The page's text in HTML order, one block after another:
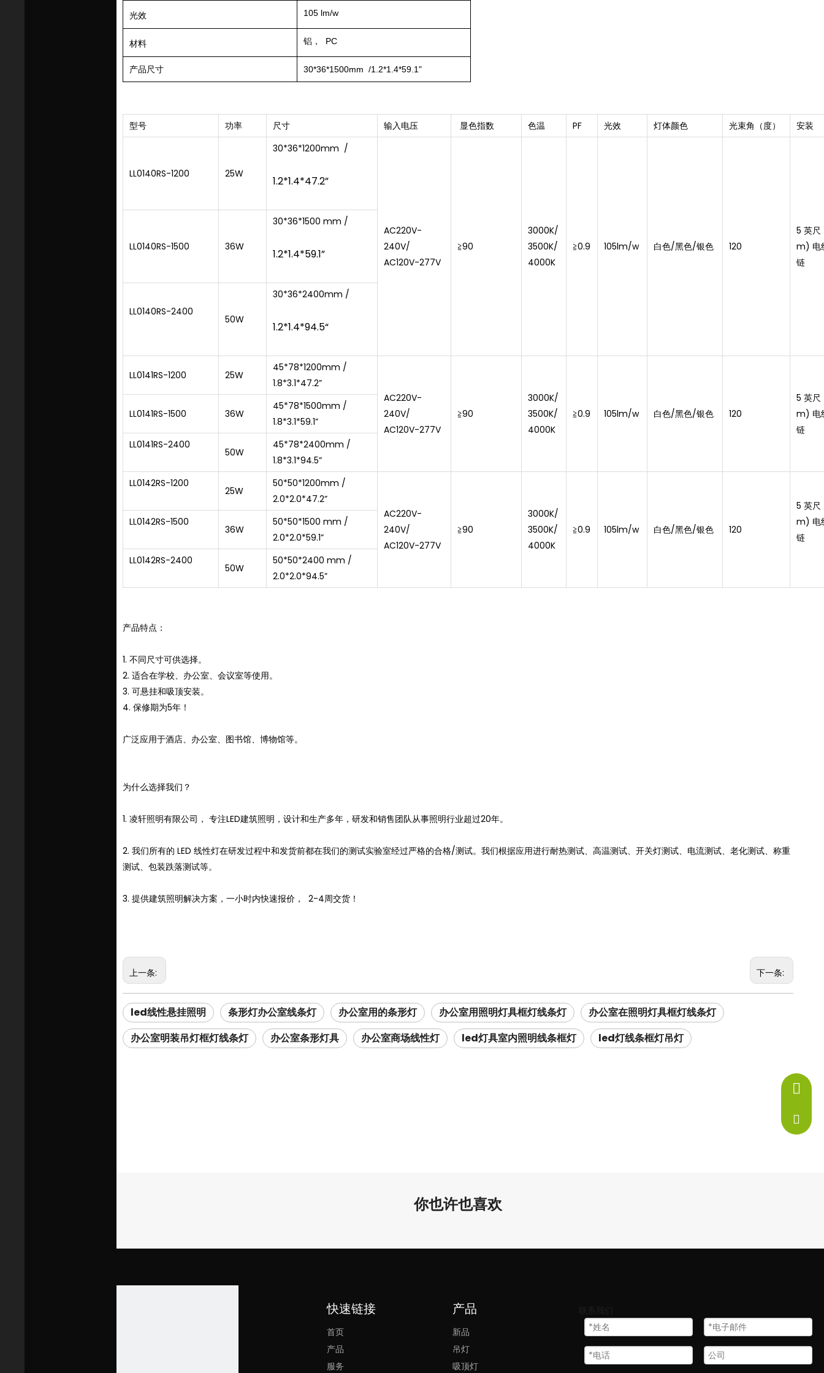
光效 105 lm/w
材料 铝， PC
产品尺寸 30*36*1500mm /1.2*1.4*59.1"
型号 功率 尺寸 输入电压 显色指数 色温 PF 光效 灯体颜色 光束角（度） 安装
LL0140RS-1200 25W
30*36*1200mm /
1.2*1.4*47.2”
AC220V-
240V/
AC120V-277V
≧90
3000K/
3500K/
4000K
≧0.9 105lm/w 白色/黑色/银色 120
5 英尺
m) 电
链
LL0140RS-1500 36W
30*36*1500 mm /
1.2*1.4*59.1”
LL0140RS-2400
50W
30*36*2400mm /
1.2*1.4*94.5“
LL0141RS-1200 25W
45*78*1200mm /
1.8*3.1*47.2”
AC220V-
240V/
AC120V-277V
≧90
3000K/
3500K/
4000K
≧0.9 105lm/w 白色/黑色/银色 120
5 英尺
m) 电
链
LL0141RS-1500 36W
45*78*1500mm /
1.8*3.1*59.1”
LL0141RS-2400
50W
45*78*2400mm /
1.8*3.1*94.5”
LL0142RS-1200
25W
50*50*1200mm /
2.0*2.0*47.2”
AC220V-
240V/
AC120V-277V
≧90
3000K/
3500K/
4000K
≧0.9 105lm/w 白色/黑色/银色 120
5 英尺
m) 电
链
LL0142RS-1500
36W
50*50*1500 mm /
2.0*2.0*59.1”
LL0142RS-2400
50W
50*50*2400 mm /
2.0*2.0*94.5”
产品特点：
1. 不同尺寸可供选择。
2. 适合在学校、办公室、会议室等使用。
3. 可悬挂和吸顶安装。
4. 保修期为5年！
广泛应用于酒店、办公室、图书馆、博物馆等。
为什么选择我们？
1. 凌轩照明有限公司， 专注LED建筑照明，设计和生产多年，研发和销售团队从事照明行业超过20年。
2. 我们所有的 LED 线性灯在研发过程中和发货前都在我们的测试实验室经过严格的合格/测试。我们根据应用进行耐热测试、高温测试、开关灯测试、电流测试、老化测试、称重
测试、包装跌落测试等。
3. 提供建筑照明解决方案，一小时内快速报价， 2-4周交货！
上一条: 下一条:
led线性悬挂照明 条形灯办公室线条灯 办公室用的条形灯 办公室用照明灯具框灯线条灯
办公室在照明灯具框灯线条灯
办公室明装吊灯框灯线条灯
办公室条形灯具 办公室商场线性灯 led灯具室内照明线条框灯 led灯线条框灯吊灯
你也许也喜欢
+86-
快速链接
首页
产品
服务
产品
新品
吊灯
吸顶灯